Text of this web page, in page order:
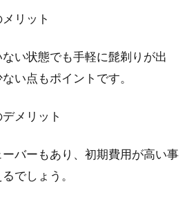
のぼるようです。お洒落髭男子には、厳しい
リット
い状態でも手軽に髭剃りが出
い点もポイントです。
メリット
バーもあり、初期費用が高い事
でしょう。